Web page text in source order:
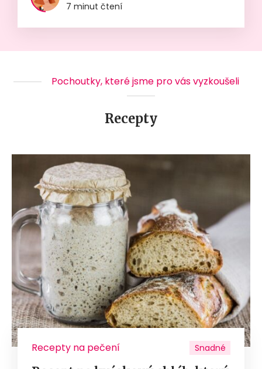
7 minut čtení
Pochoutky, které jsme pro vás vyzkoušeli
Recepty
Recepty na pečení Snadné